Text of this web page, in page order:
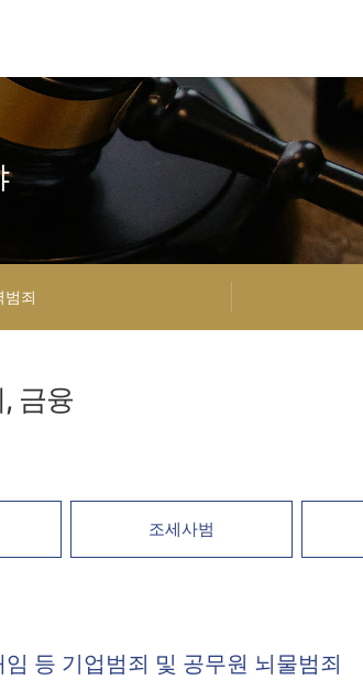
범죄
금융
조세사범
등 기업범죄 및 공무원 뇌물범죄